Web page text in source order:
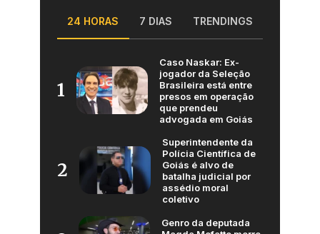
24 HORAS 7 DIAS TRENDINGS
1
Caso Naskar: Ex-
jogador da Seleção
Brasileira está entre
presos em operação
que prendeu
advogada em Goiás
2
Superintendente da
Polícia Científica de
Goiás é alvo de
batalha judicial por
assédio moral
coletivo
Genro da deputada